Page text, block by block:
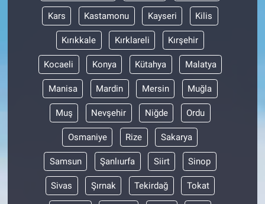
Kars Kastamonu Kayseri Kilis
Kırıkkale Kırklareli Kırşehir
Kocaeli Konya Kütahya Malatya
Manisa Mardin Mersin Muğla
Muş Nevşehir Niğde Ordu
Osmaniye Rize Sakarya
Samsun Şanlıurfa Siirt Sinop
Sivas Şırnak Tekirdağ Tokat
Popüler
Programlar
Sağlık
Spor
Teknoloji
Türkiye'nin Geleceği
Türkiye'nin Gündemi